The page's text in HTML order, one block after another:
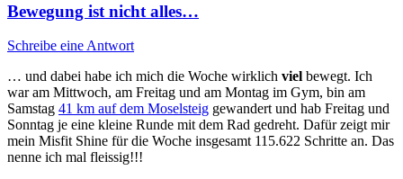
Bewegung ist nicht alles…
Schreibe eine Antwort
… und dabei habe ich mich die Woche wirklich viel bewegt. Ich
war am Mittwoch, am Freitag und am Montag im Gym, bin am
Samstag 41 km auf dem Moselsteig gewandert und hab Freitag und
Sonntag je eine kleine Runde mit dem Rad gedreht. Dafür zeigt mir
mein Misfit Shine für die Woche insgesamt 115.622 Schritte an. Das
nenne ich mal fleissig!!!